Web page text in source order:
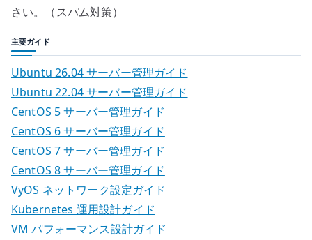
さい。（スパム対策）
主要ガイド
Ubuntu 26.04 サーバー管理ガイド
Ubuntu 22.04 サーバー管理ガイド
CentOS 5 サーバー管理ガイド
CentOS 6 サーバー管理ガイド
CentOS 7 サーバー管理ガイド
CentOS 8 サーバー管理ガイド
VyOS ネットワーク設定ガイド
Kubernetes 運用設計ガイド
VM パフォーマンス設計ガイド